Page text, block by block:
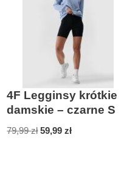
4F Legginsy krótkie
damskie – czarne S
79,99zł 59,99zł